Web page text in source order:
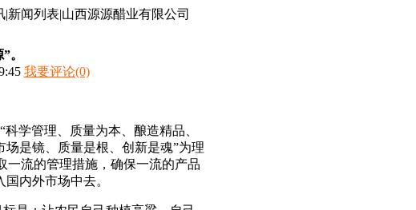
列表|山西源源醋业有限公司
。
我要评论(0)
学管理、质量为本、酿造精品、
是镜、质量是根、创新是魂”为理
一流的管理措施，确保一流的产品
内外市场中去。